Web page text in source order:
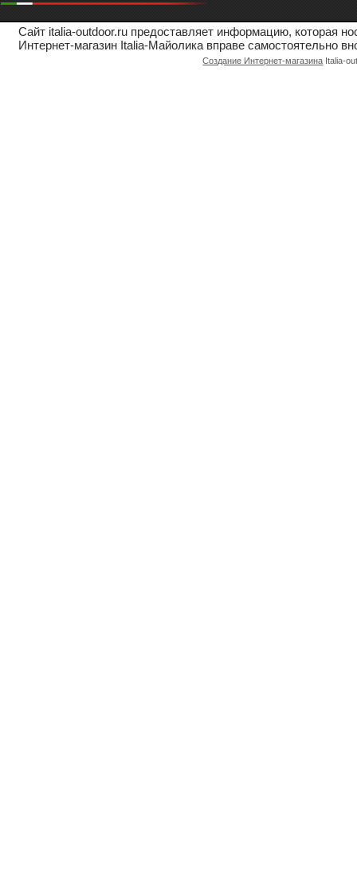
Сайт italia-outdoor.ru предоставляет информацию, которая
Интернет-магазин Italia-Майолика вправе самостоятельно
Создание Интернет-магазина Italia-